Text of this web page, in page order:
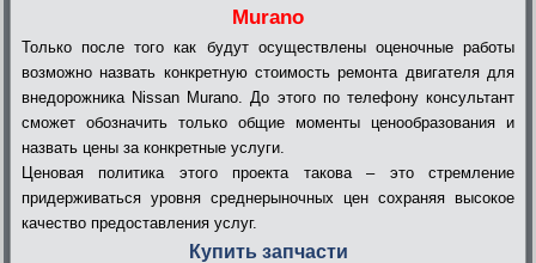
Murano
Только после того как будут осуществлены оценочные работы
возможно назвать конкретную стоимость ремонта двигателя для
внедорожника Nissan Murano. До этого по телефону консультант
сможет обозначить только общие моменты ценообразования и
назвать цены за конкретные услуги.
Ценовая политика этого проекта такова – это стремление
придерживаться уровня среднерыночных цен сохраняя высокое
качество предоставления услуг.
Купить запчасти